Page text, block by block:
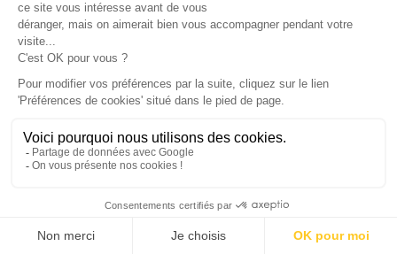
Bachelor Design
Bachelor Environnement
Bachelor Marketing du luxe
Voir tous les Bachelors